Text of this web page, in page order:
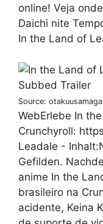
online! Veja
Daichi nite
In the Land of
Source:
WebErlebe In
Crunchyroll:
Leadale -
Gefilden.
anime In the
brasileiro na
acidente, Keina